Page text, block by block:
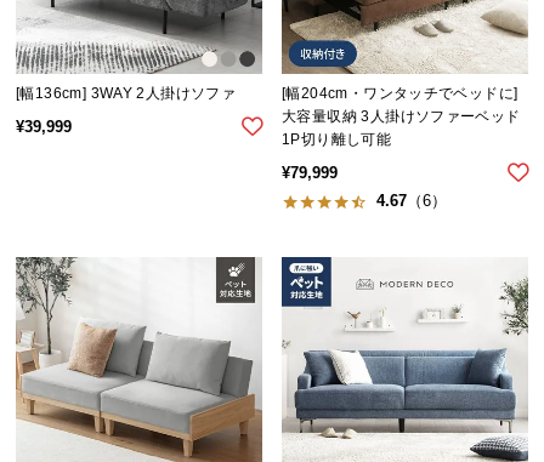
リ
ア
コ
ー
デ
か
ら
探
す
[幅136cm] 3WAY 2人掛けソファ
¥39,999
[幅204cm・ワンタッチでベッドに]
大容量収納 3人掛けソファーベッド
1P切り離し可能
¥79,999
4.67 （6）